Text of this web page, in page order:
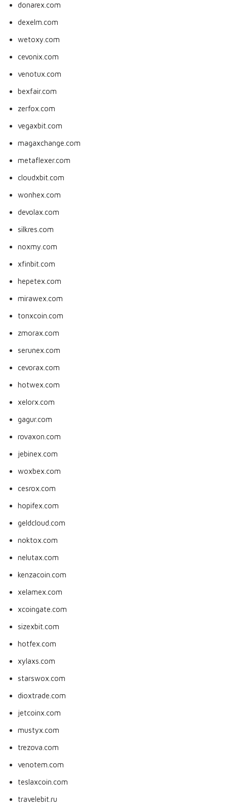
donarex.com
dexelm.com
wetoxy.com
cevonix.com
venotux.com
bexfair.com
zerfox.com
vegaxbit.com
magaxchange.com
metaflexer.com
cloudxbit.com
wonhex.com
devolax.com
silkres.com
noxmy.com
xfinbit.com
hepetex.com
mirawex.com
tonxcoin.com
zmorax.com
serunex.com
cevorax.com
hotwex.com
xelorx.com
gagur.com
rovaxon.com
jebinex.com
woxbex.com
cesrox.com
hopifex.com
geldcloud.com
noktox.com
nelutax.com
kenzacoin.com
xelamex.com
xcoingate.com
sizexbit.com
hotfex.com
xylaxs.com
starswox.com
dioxtrade.com
jetcoinx.com
mustyx.com
trezova.com
venotem.com
teslaxcoin.com
travelebit.ru